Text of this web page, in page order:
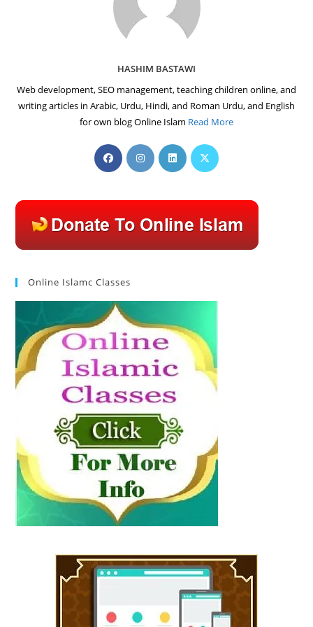
HASHIM BASTAWI
Web development, SEO management, teaching children online, and
writing articles in Arabic, Urdu, Hindi, and Roman Urdu, and English
for own blog Online Islam Read More
Opens
in
new
tab
Opens
in
new
tab
Opens
in
new
tab
Opens
new
tab
Online Islamc Classes